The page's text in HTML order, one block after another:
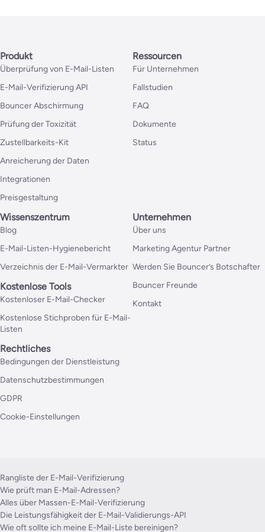
Produkt
Überprüfung von E-Mail-Listen
E-Mail-Verifizierung API
Bouncer Abschirmung
Prüfung der Toxizität
Zustellbarkeits-Kit
Anreicherung der Daten
Integrationen
Preisgestaltung
Ressourcen
Für Unternehmen
Fallstudien
FAQ
Dokumente
Status
Wissenszentrum
Blog
E-Mail-Listen-Hygienebericht
Verzeichnis der E-Mail-Vermarkter
Kostenlose Tools
Kostenloser E-Mail-Checker
Kostenlose Stichproben für E-Mail-
Listen
Unternehmen
Über uns
Marketing Agentur Partner
Werden Sie Bouncer’s Botschafter
Bouncer Freunde
Kontakt
Rechtliches
Bedingungen der Dienstleistung
Datenschutzbestimmungen
GDPR
Cookie-Einstellungen
Rangliste der E-Mail-Verifizierung
Wie prüft man E-Mail-Adressen?
Alles über Massen-E-Mail-Verifizierung
Die Leistungsfähigkeit der E-Mail-Validierungs-API
Wie oft sollte ich meine E-Mail-Liste bereinigen?